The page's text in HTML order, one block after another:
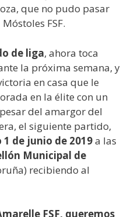
que no pudo pasar
FSF.
de liga, ahora toca
la próxima semana, y
en casa que le
en la élite con un
del amargor del
el siguiente partido,
1 de junio de 2019a las
Municipal de
recibiendo al
FSF, queremos